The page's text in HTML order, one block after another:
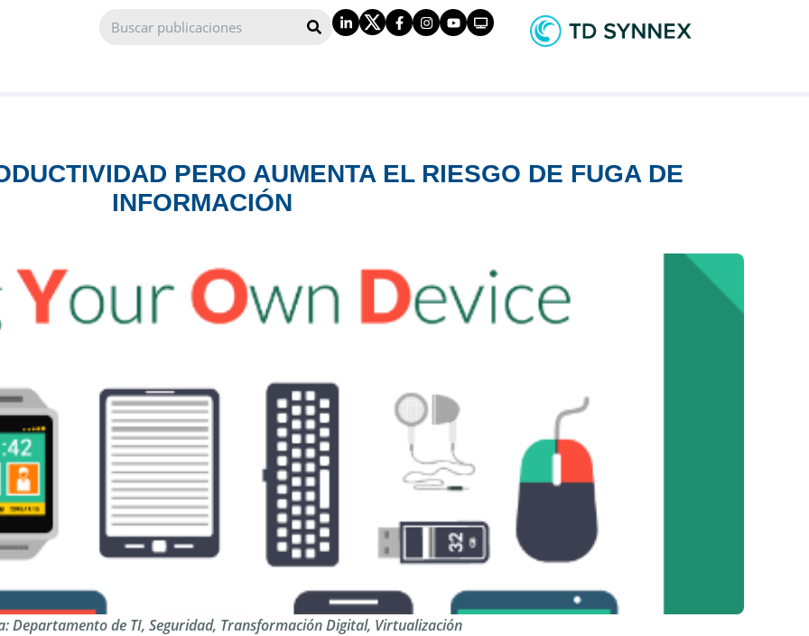
PERO AUMENTA EL RIESGO DE FUGA DE
INFORMACIÓN
Departamento de TI, Seguridad, Transformación Digital, Virtualización